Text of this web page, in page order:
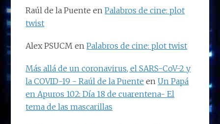
Raúl de la Puente enPalabros de cine: plot
twist
Alex PSUCM enPalabros de cine: plot twist
Más allá de un coronavirus, el SARS-CoV-2 y
la COVID-19 - Raúl de la Puente enUn Papá
en Apuros 102: Día 18 de cuarentena- El
tema de las mascarillas